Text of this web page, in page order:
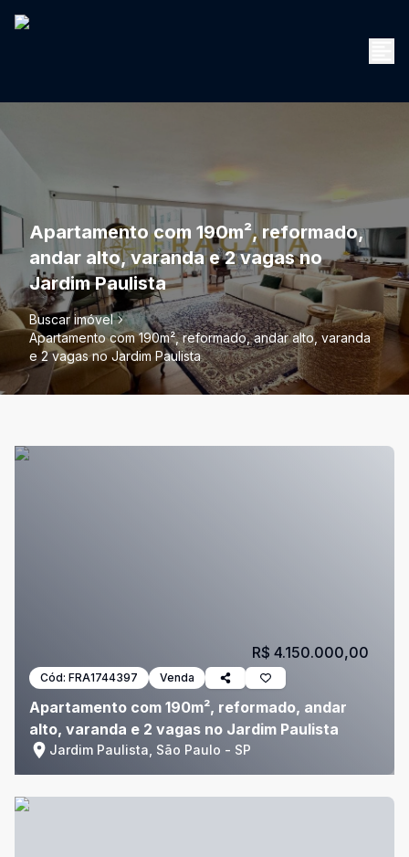
Apartamento com 190m², reformado,
andar alto, varanda e 2 vagas no
Jardim Paulista
Buscar imóvel
Apartamento com 190m², reformado, andar alto, varanda
e 2 vagas no Jardim Paulista
Cód: FRA1744397 Venda
Apartamento com 190m², reformado, andar
alto, varanda e 2 vagas no Jardim Paulista
Jardim Paulista, São Paulo - SP
R$ 4.150.000,00